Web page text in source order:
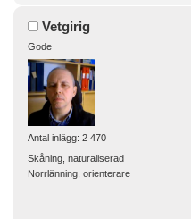
Vetgirig
Gode
Antal inlägg: 2 470
Skåning, naturaliserad
Norrlänning, orienterare